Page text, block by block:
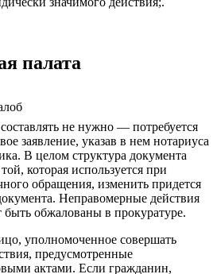
палата
не нужно — потребуется
заявление, указав в нем нотариуса
В целом структура документа
которая используется при
обращения, изменить придется
Неправомерные действия
быть обжалованы в прокуратуре.
уполномоченное совершать
предусмотренные
актами. Если гражданин,